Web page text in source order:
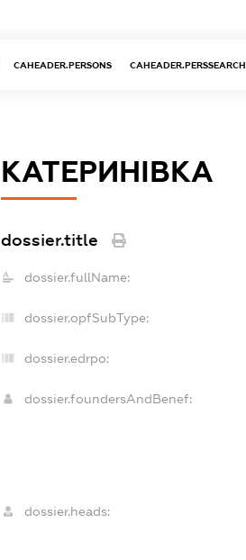
CAHEADER.PERSONS CAHEADER.PERSSEARCH
КАТЕРИНІВКА
dossier.title
dossier.fullName:
dossier.opfSubType:
dossier.edrpo:
dossier.foundersAndBenef:
dossier.heads: